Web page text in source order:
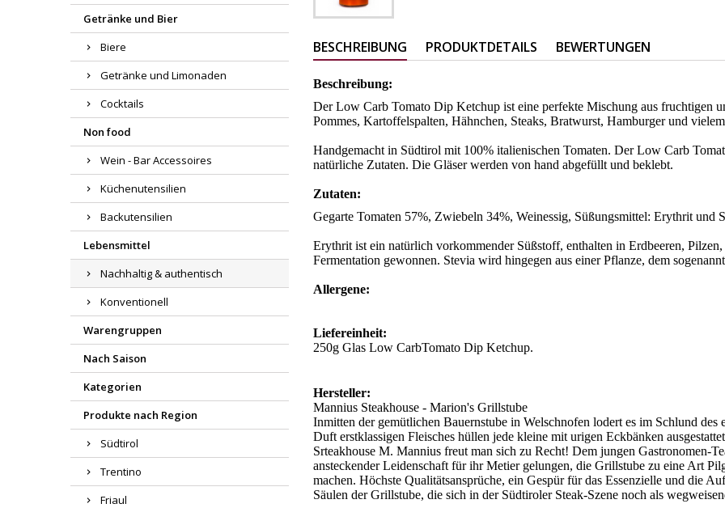
Getränke und Bier
Biere
Getränke und Limonaden
Cocktails
Non food
Wein - Bar Accessoires
Küchenutensilien
Backutensilien
Lebensmittel
Nachhaltig & authentisch
Konventionell
Warengruppen
Nach Saison
Kategorien
Produkte nach Region
Südtirol
Trentino
Friaul
BESCHREIBUNG PRODUKTDETAILS BEWERTUNGEN
Beschreibung:
Der Low Carb Tomato Dip Ketchup ist eine perfekte Mischung aus fruchtigen
Pommes, Kartoffelspalten, Hähnchen, Steaks, Bratwurst, Hamburger und
Handgemacht in Südtirol mit 100% italienischen Tomaten. Der Low Carb
natürliche Zutaten. Die Gläser werden von hand abgefüllt und beklebt.
Zutaten:
Gegarte Tomaten 57%, Zwiebeln 34%, Weinessig, Süßungsmittel: Erythrit und
Erythrit ist ein natürlich vorkommender Süßstoff, enthalten in Erdbeeren,
Fermentation gewonnen. Stevia wird hingegen aus einer Pflanze, dem
Allergene:
Liefereinheit:
250g Glas Low CarbTomato Dip Ketchup.
Hersteller:
Mannius Steakhouse - Marion's Grillstube
Inmitten der gemütlichen Bauernstube in Welschnofen lodert es im Schlund
Duft erstklassigen Fleisches hüllen jede kleine mit urigen Eckbänken
Srteakhouse M. Mannius freut man sich zu Recht! Dem jungen Gastronomen-
ansteckender Leidenschaft für ihr Metier gelungen, die Grillstube zu eine Art
machen. Höchste Qualitätsansprüche, ein Gespür für das Essenzielle und die
Säulen der Grillstube, die sich in der Südtiroler Steak-Szene noch als